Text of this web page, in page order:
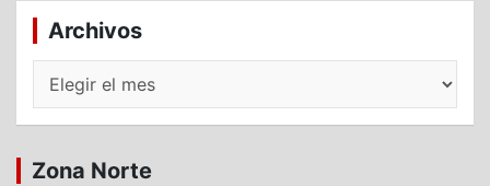
Archivos
Archivos
Zona Norte